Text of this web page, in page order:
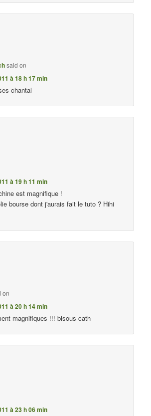
said on
à 18 h 17 min
chantal
à 19 h 11 min
est magnifique !
bourse dont j'aurais fait le tuto ? Hihi
on
à 20 h 14 min
magnifiques !!! bisous cath
à 23 h 06 min